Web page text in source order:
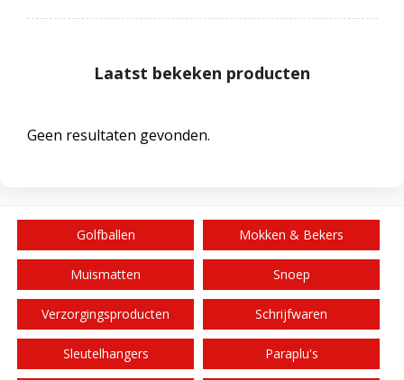
Laatst bekeken producten
Geen resultaten gevonden.
Golfballen Mokken & Bekers
Muismatten Snoep
Verzorgingsproducten Schrijfwaren
Sleutelhangers Paraplu's